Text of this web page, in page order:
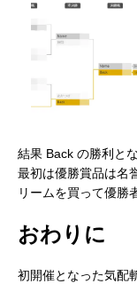
実際の対戦の様
結果 Back の勝利と
最初は優勝賞品は名
リームを買って優勝
おわりに
初開催となった気配